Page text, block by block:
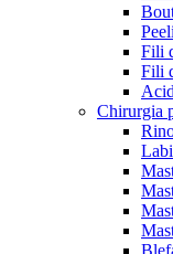
Fili
Fili
Chirurgia